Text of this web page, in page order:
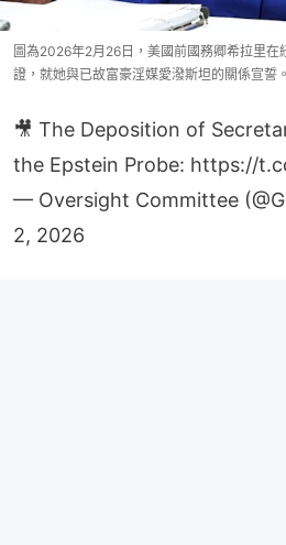
圖為2026年2月26日，美國前國務卿希拉里在
證，就她與已故富豪淫媒愛潑斯坦的關係宣誓
🎥 The Deposition of
the Epstein Probe: https://
— Oversight Committee
2, 2026